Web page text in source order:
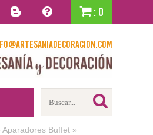
: 0
Aparadores Buffet »